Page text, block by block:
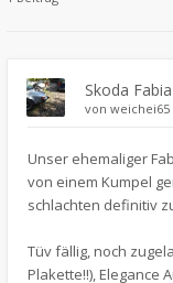
Skoda
von weichei65
Unser ehemaliger
von einem Kumpel
schlachten definitiv
Tüv fällig, noch
Plakette!!), Elegance